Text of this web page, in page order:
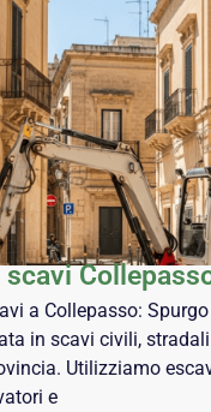
a Collepasso:
in scavi civili,
Utilizziamo
e